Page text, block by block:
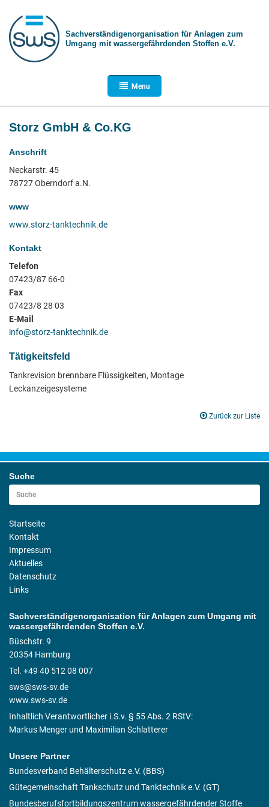
Sachverständigen­organisation für Anlagen zum
Umgang mit wasser­gefährdenden Stoffen e.V.
Menu
Storz GmbH & Co.KG
Anschrift
Neckarstr. 45
78727 Oberndorf a.N.
www
www.storz-tanktechnik.de
Kontakt
Telefon
07423/87 66-0
Fax
07423/8 28 03
E-Mail
info@storz-tanktechnik.de
Tätigkeitsfeld
Tankrevision brennbare Flüssigkeiten, Montage
Leckanzeigesysteme
Zurück zur Liste
Suche
Startseite
Kontakt
Impressum
Aktuelles
Datenschutz
Links
Sachverständigenorganisation für Anlagen zum Umgang mit
wassergefährdenden Stoffen e.V.
Büschstr. 9
20354 Hamburg
Tel. +49 40 512 08 007
sws@sws-sv.de
www.sws-sv.de
Inhaltlich Verantwortlicher i.S.v. § 55 Abs. 2 RStV:
Markus Menger und Maximilian Schlatterer
Unsere Partner
Bundesverband Behälterschutz e.V. (BBS)
Gütegemeinschaft Tankschutz und Tanktechnik e.V. (GT)
Bundesberufsfortbildungszentrum wassergefährdender Stoffe